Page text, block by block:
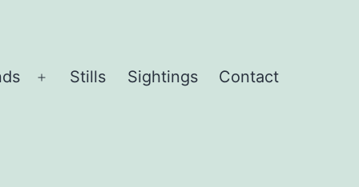
Open
Stills Sightings Contact